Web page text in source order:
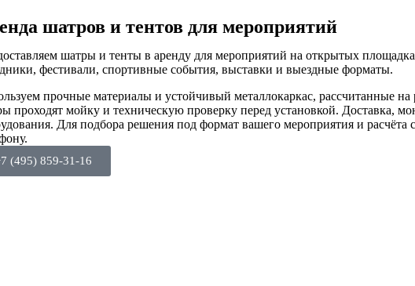
шатров и тентов для мероприятий
шатры и тенты в аренду для мероприятий на открытых
фестивали, спортивные события, выставки и выездные форматы.
прочные материалы и устойчивый металлокаркас, рассчитанные
проходят мойку и техническую проверку перед установкой. Доставка,
Для подбора решения под формат вашего мероприятия и расчёта
(495) 859-31-16